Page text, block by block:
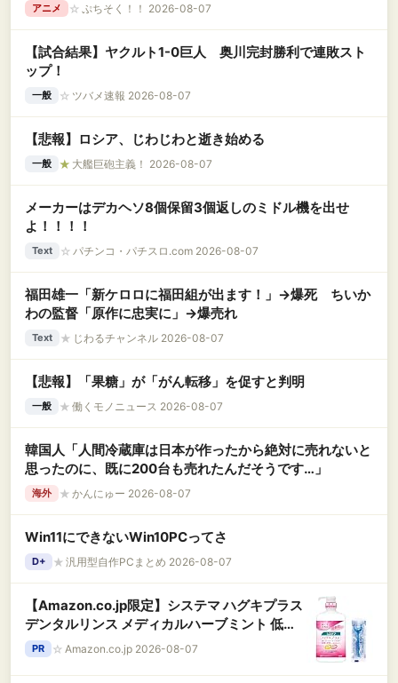
アニメ ☆ ぷちそく！！ 2026-08-07
【試合結果】ヤクルト1-0巨人 奥川完封勝利で連敗スト
ップ！
一般 ☆ ツバメ速報 2026-08-07
【悲報】ロシア、じわじわと逝き始める
一般 ★ 大艦巨砲主義！ 2026-08-07
メーカーはデカヘソ8個保留3個返しのミドル機を出せ
よ！！！！
Text ☆ パチンコ・パチスロ.com 2026-08-07
福田雄一「新ケロロに福田組が出ます！」→爆死 ちいか
わの監督「原作に忠実に」→爆売れ
Text ★ じわるチャンネル 2026-08-07
【悲報】「果糖」が「がん転移」を促すと判明
一般 ★ 働くモノニュース 2026-08-07
韓国人「人間冷蔵庫は日本が作ったから絶対に売れないと
思ったのに、既に200台も売れたんだそうです…」
海外 ★ かんにゅー 2026-08-07
Win11にできないWin10PCってさ
D+ ★ 汎用型自作PCまとめ 2026-08-07
【Amazon.co.jp限定】システマ ハグキプラス
デンタルリンス メディカルハーブミント 低刺
激タイプ 900ml +ミニリンス80ml もしくは Y
字フロス(*選べません) [医薬部外品] 液体歯磨
PR ☆ Amazon.co.jp 2026-08-07